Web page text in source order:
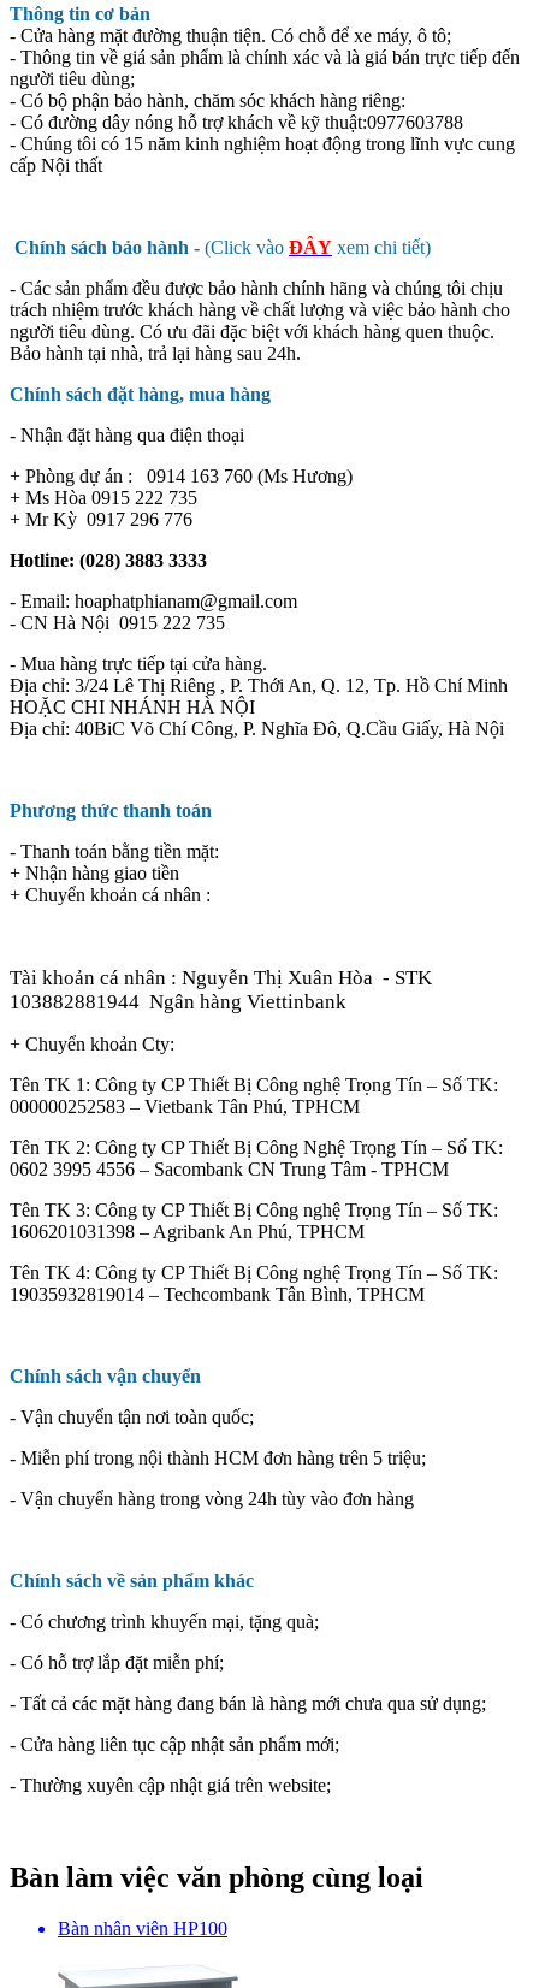
Thông tin cơ bản
- Cửa hàng mặt đường thuận tiện. Có chỗ để xe máy, ô tô;
- Thông tin về giá sản phẩm là chính xác và là giá bán trực tiếp đến
người tiêu dùng;
- Có bộ phận bảo hành, chăm sóc khách hàng riêng:
- Có đường dây nóng hỗ trợ khách về kỹ thuật:0977603788
- Chúng tôi có 15 năm kinh nghiệm hoạt động trong lĩnh vực cung
cấp Nội thất
Chính sách bảo hành - (Click vào ĐÂY xem chi tiết)
- Các sản phẩm đều được bảo hành chính hãng và chúng tôi chịu
trách nhiệm trước khách hàng về chất lượng và việc bảo hành cho
người tiêu dùng. Có ưu đãi đặc biệt với khách hàng quen thuộc.
Bảo hành tại nhà, trả lại hàng sau 24h.
Chính sách đặt hàng, mua hàng
- Nhận đặt hàng qua điện thoại
+ Phòng dự án : 0914 163 760 (Ms Hương)
+ Ms Hòa 0915 222 735
+ Mr Kỳ 0917 296 776
Hotline: (028) 3883 3333
- Email: hoaphatphianam@gmail.com
- CN Hà Nội 0915 222 735
- Mua hàng trực tiếp tại cửa hàng.
Địa chỉ: 3/24 Lê Thị Riêng , P. Thới An, Q. 12, Tp. Hồ Chí Minh
HOẶC CHI NHÁNH HÀ NỘI
Địa chỉ: 40BiC Võ Chí Công, P. Nghĩa Đô, Q.Cầu Giấy, Hà Nội
Phương thức thanh toán
- Thanh toán bằng tiền mặt:
+ Nhận hàng giao tiền
+ Chuyển khoản cá nhân :
Tài khoản cá nhân : Nguyễn Thị Xuân Hòa - STK
103882881944 Ngân hàng Viettinbank
+ Chuyển khoản Cty:
Tên TK 1: Công ty CP Thiết Bị Công nghệ Trọng Tín – Số TK:
000000252583 – Vietbank Tân Phú, TPHCM
Tên TK 2: Công ty CP Thiết Bị Công Nghệ Trọng Tín – Số TK:
0602 3995 4556 – Sacombank CN Trung Tâm - TPHCM
Tên TK 3: Công ty CP Thiết Bị Công nghệ Trọng Tín – Số TK:
1606201031398 – Agribank An Phú, TPHCM
Tên TK 4: Công ty CP Thiết Bị Công nghệ Trọng Tín – Số TK:
19035932819014 – Techcombank Tân Bình, TPHCM
Chính sách vận chuyển
- Vận chuyển tận nơi toàn quốc;
- Miễn phí trong nội thành HCM đơn hàng trên 5 triệu;
- Vận chuyển hàng trong vòng 24h tùy vào đơn hàng
Chính sách về sản phẩm khác
- Có chương trình khuyến mại, tặng quà;
- Có hỗ trợ lắp đặt miễn phí;
- Tất cả các mặt hàng đang bán là hàng mới chưa qua sử dụng;
- Cửa hàng liên tục cập nhật sản phẩm mới;
- Thường xuyên cập nhật giá trên website;
Bàn làm việc văn phòng cùng loại
Bàn nhân viên HP100